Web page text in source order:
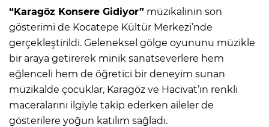
“Karagöz Konsere Gidiyor” müzikalinin son
gösterimi de Kocatepe Kültür Merkezi’nde
gerçekleştirildi. Geleneksel gölge oyununu müzikle
bir araya getirerek minik sanatseverlere hem
eğlenceli hem de öğretici bir deneyim sunan
müzikalde çocuklar, Karagöz ve Hacivat’ın renkli
maceralarını ilgiyle takip ederken aileler de
gösterilere yoğun katılım sağladı.